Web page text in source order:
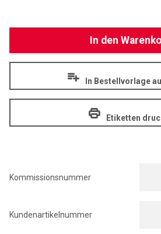
Kommissionsnummer
Kundenartikelnummer
In den
In Bestellvorlage
Etiketten